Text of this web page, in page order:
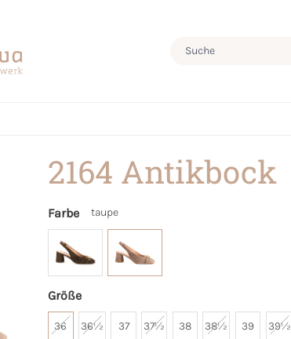
2164 Antikbock
Farbe taupe
Größe
36 36½ 37 37½ 38 38½ 39 39½